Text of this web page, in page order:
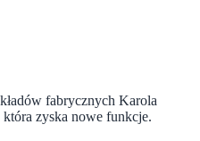
fabrycznych Karola
zyska nowe funkcje.